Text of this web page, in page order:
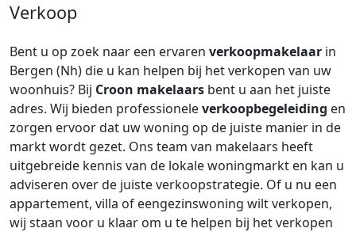
Verkoop
Bent u op zoek naar een ervaren verkoopmakelaar in
Bergen (Nh) die u kan helpen bij het verkopen van uw
woonhuis? Bij Croon makelaars bent u aan het juiste
adres. Wij bieden professioneleverkoopbegeleiding en
zorgen ervoor dat uw woning op de juiste manier in de
markt wordt gezet. Ons team van makelaars heeft
uitgebreide kennis van de lokale woningmarkt en kan u
adviseren over de juiste verkoopstrategie. Of u nu een
appartement, villa of eengezinswoning wilt verkopen,
wij staan voor u klaar om u te helpen bij het verkopen